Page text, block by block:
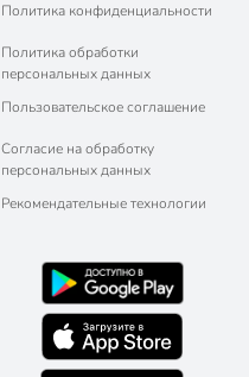
Политика конфиденциальности
Политика обработки
персональных данных
Пользовательское соглашение
Согласие на обработку
персональных данных
Рекомендательные технологии